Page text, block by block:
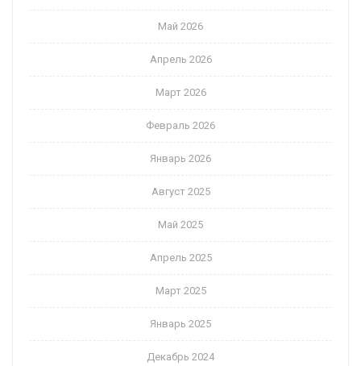
Май 2026
Апрель 2026
Март 2026
Февраль 2026
Январь 2026
Август 2025
Май 2025
Апрель 2025
Март 2025
Январь 2025
Декабрь 2024